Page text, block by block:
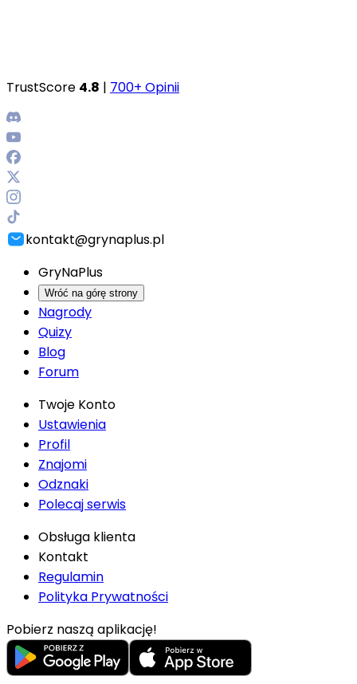
TrustScore 4.8 | 700+ Opinii
kontakt@grynaplus.pl
GryNaPlus
Wróć na górę strony
Nagrody
Quizy
Blog
Forum
Twoje Konto
Ustawienia
Profil
Znajomi
Odznaki
Polecaj serwis
Obsługa klienta
Kontakt
Regulamin
Polityka Prywatności
Pobierz naszą aplikację!